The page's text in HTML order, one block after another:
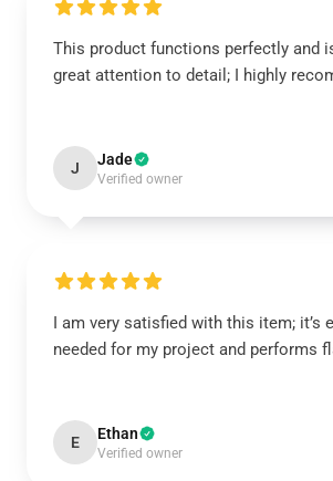
This product functions perfectly and
great attention to detail; I highly
J Jade
Verified owner
I am very satisfied with this item; it’s
needed for my project and performs
E Ethan
Verified owner